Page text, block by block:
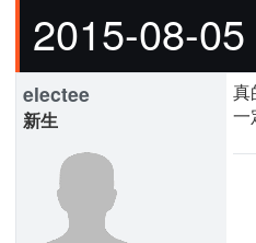
2015-08-
electee
新生
真
一